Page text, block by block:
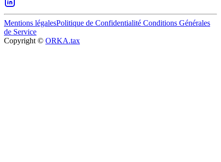
Mentions légalesPolitique de Confidentialité Conditions Générales
de Service
Copyright © ORKA.tax